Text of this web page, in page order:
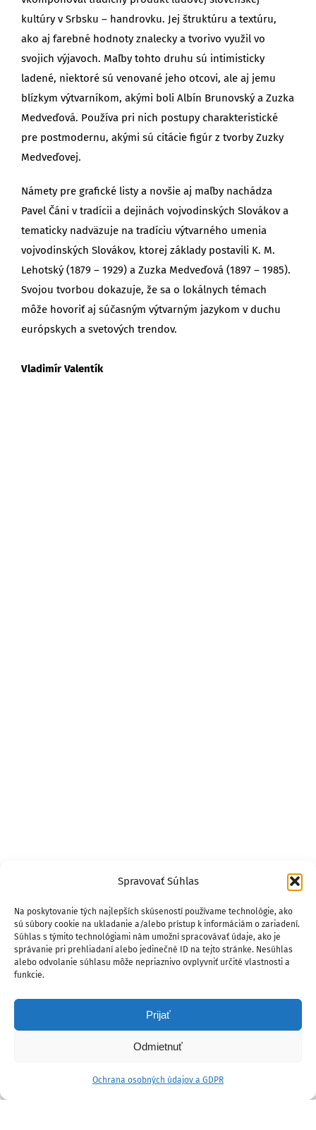
Spravovať Súhlas
Na poskytovanie tých najlepších skúseností používame technológie, ako
sú súbory cookie na ukladanie a/alebo prístup k informáciám o zariadení.
Súhlas s týmito technológiami nám umožní spracovávať údaje, ako je
správanie pri prehliadaní alebo jedinečné ID na tejto stránke. Nesúhlas
alebo odvolanie súhlasu môže nepriaznivo ovplyvniť určité vlastnosti a
funkcie.
Prijať
Odmietnuť
Ochrana osobných údajov a GDPR
kultúry v Srbsku – handrovku. Jej štruktúru a textúru,
ako aj farebné hodnoty znalecky a tvorivo využil vo
svojich výjavoch. Maľby tohto druhu sú intimisticky
ladené, niektoré sú venované jeho otcovi, ale aj jemu
blízkym výtvarníkom, akými boli Albín Brunovský a Zuzka
Medveďová. Používa pri nich postupy charakteristické
pre postmodernu, akými sú citácie figúr z tvorby Zuzky
Medveďovej.
Námety pre grafické listy a novšie aj maľby nachádza
Pavel Čáni v tradícii a dejinách vojvodinských Slovákov a
tematicky nadväzuje na tradíciu výtvarného umenia
vojvodinských Slovákov, ktorej základy postavili K. M.
Lehotský (1879 – 1929) a Zuzka Medveďová (1897 – 1985).
Svojou tvorbou dokazuje, že sa o lokálnych témach
môže hovoriť aj súčasným výtvarným jazykom v duchu
európskych a svetových trendov.
Vladimír Valentík